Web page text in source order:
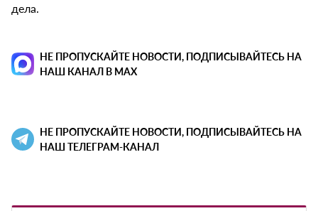
дела.
НЕ ПРОПУСКАЙТЕ НОВОСТИ, ПОДПИСЫВАЙТЕСЬ НА
НАШ КАНАЛ В MAX
НЕ ПРОПУСКАЙТЕ НОВОСТИ, ПОДПИСЫВАЙТЕСЬ НА
НАШ ТЕЛЕГРАМ-КАНАЛ